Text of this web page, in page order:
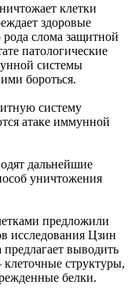
клетки
здоровые
рода слома защитной
патологические
системы
бороться.
систему
атаке иммунной
дальнейшие
уничтожения
предложили
исследования Цзин
выводить
клеточные структуры,
белки.